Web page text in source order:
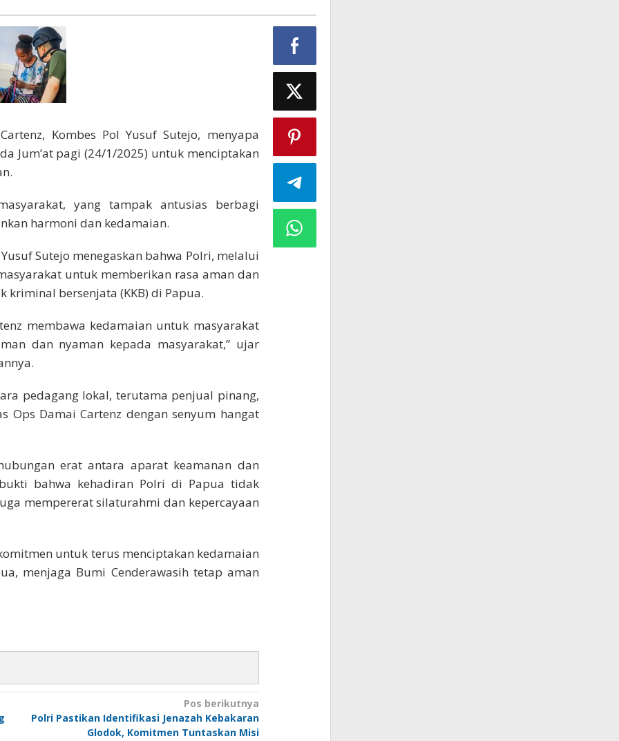
Kombes Pol Yusuf Sutejo, menyapa
Jum’at pagi (24/1/2025) untuk menciptakan
yang tampak antusias berbagi
harmoni dan kedamaian.
Sutejo menegaskan bahwa Polri, melalui
untuk memberikan rasa aman dan
bersenjata (KKB) di Papua.
membawa kedamaian untuk masyarakat
dan nyaman kepada masyarakat,” ujar
pedagang lokal, terutama penjual pinang,
Ops Damai Cartenz dengan senyum hangat
erat antara aparat keamanan dan
bahwa kehadiran Polri di Papua tidak
mempererat silaturahmi dan kepercayaan
untuk terus menciptakan kedamaian
menjaga Bumi Cenderawasih tetap aman
Pos berikutnya
Polri Pastikan Identifikasi Jenazah Kebakaran
Glodok, Komitmen Tuntaskan Misi